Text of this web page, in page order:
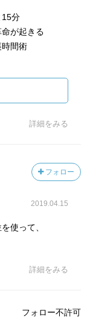
分
が起きる
間術
いる技術はその
間術のあるべき
・ツールとして
然るべきでもあ
いる中で運用し
み出せない。簡
を上げて取り組
詳細をみる
フォロー
2019.04.15
使って、
詳細をみる
フォロー不許可